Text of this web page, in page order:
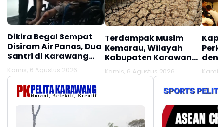
Dikira Begal Sempat
Disiram Air Panas, Dua
Santri di Karawang
Terluka Akibat Aksi
Oknum Linmas
Kamis, 6 Agustus 2026
Terdampak Musim
Kemarau, Wilayah
Kabupaten Karawang
Kekeringan Makin
Meluas
Kamis, 6 Agustus 2026